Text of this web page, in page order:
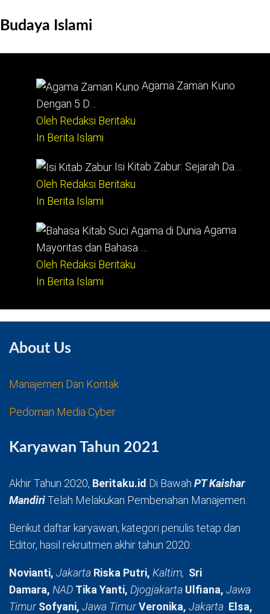
Budaya Islami
Agama Zaman Kuno
Dengan 5 D…
Oleh Redaksi Beritaku
In Berita Islami
Isi Kitab Zabur: Sejarah Da…
Oleh Redaksi Beritaku
In Berita Islami
Agama
Mayoritas dan Bahasa …
Oleh Redaksi Beritaku
In Berita Islami
About Us
Manajemen Dan Kontak
Pedoman Media Cyber
Karyawan Tahun 2021
Akhir Tahun 2020, Beritaku.id Di Bawah PT Kaishar
MandiriTelah Melakukan Pembenahan Manajemen.
Berikut daftar karyawan, kategori penulis tetap dan
Editor, hasil rekruitmen akhir tahun 2020:
Novianti, Jakarta Riska Putri, Kaltim, Sri
Damara, NAD Tika Yanti, Djogjakarta Ulfiana, Jawa
TimurSofyani, Jawa TimurVeronika, Jakarta Elsa,